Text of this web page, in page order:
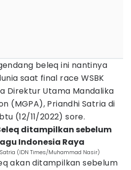
beleq ini nantinya
saat final race WSBK
Direktur Utama Mandalika
(MGPA), Priandhi Satria di
(12/11/2022) sore.
ditampilkan sebelum
Indonesia Raya
(IDN Times/Muhammad Nasir)
akan ditampilkan sebelum